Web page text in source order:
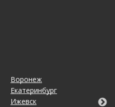
Воронеж
Екатеринбург
Ижевск
Липецк
Москва
Набережные Челны
Рязань
Самара
Санкт-Петербург
Уфа
Хабаровск
Чебоксары